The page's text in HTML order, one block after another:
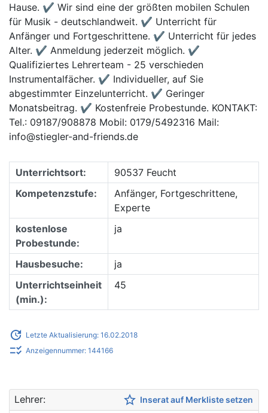
Hause. ✔ Wir sind eine der größten mobilen Schulen
für Musik - deutschlandweit. ✔ Unterricht für
Anfänger und Fortgeschrittene. ✔ Unterricht für jedes
Alter. ✔ Anmeldung jederzeit möglich. ✔
Qualifiziertes Lehrerteam - 25 verschieden
Instrumentalfächer. ✔ Individueller, auf Sie
abgestimmter Einzelunterricht. ✔ Geringer
Monatsbeitrag. ✔ Kostenfreie Probestunde. KONTAKT:
Tel.: 09187/908878 Mobil: 0179/5492316 Mail:
info@stiegler-and-friends.de
Unterrichtsort:
90537 Feucht
Kompetenzstufe:
Anfänger, Fortgeschrittene,
Experte
kostenlose
Probestunde:
ja
Hausbesuche:
ja
Unterrichtseinheit
(min.):
45
update Letzte Aktualisierung: 16.02.2018
checklist_rtl Anzeigennummer: 144166
Lehrer: star_border Inserat auf Merkliste setzen